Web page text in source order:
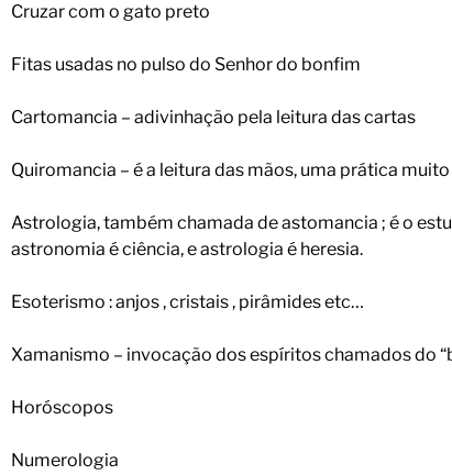
Cruzar com o gato preto
Fitas usadas no pulso do Senhor do bonfim
Cartomancia – adivinhação pela leitura das cartas
Quiromancia – é a leitura das mãos, uma prática
Astrologia, também chamada de astomancia ; é o
astronomia é ciência, e astrologia é heresia.
Esoterismo : anjos , cristais , pirâmides etc…
Xamanismo – invocação dos espíritos chamados do
Horóscopos
Numerologia